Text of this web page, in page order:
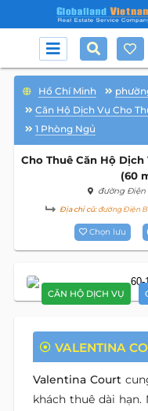
Hồ Chí Minh
Căn Hộ Dịch Vụ Cho
1 Phòng Ngủ
Cho Thuê Căn Hộ
(60
đường Điện
Địa chỉ cũ:đường Điện
Chọn lưu
CĂN HỘ DỊCH VỤ
VALENTINA
Valentina Court
khách thuê dài